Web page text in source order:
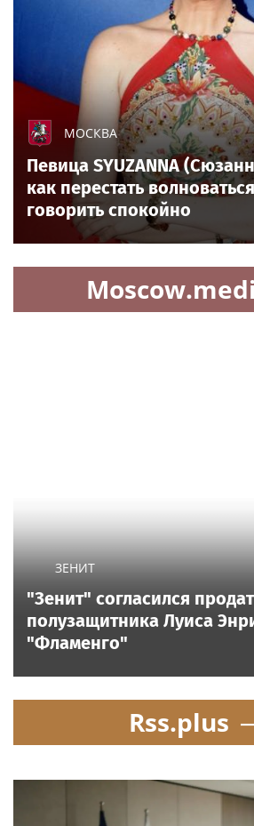
МОСКВА
Певица SYUZANNA
как перестать
говорить спокойно
ЗЕНИТ
"Зенит" согласился
полузащитника Луиса
"Фламенго"
Rss.plus